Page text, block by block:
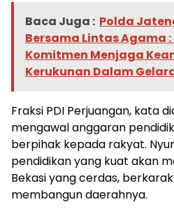
Baca Juga : Polda
Bersama Lintas Agama
Komitmen Menjaga
Kerukunan Dalam
Fraksi PDI Perjuangan, kata
mengawal anggaran
berpihak kepada rakyat.
pendidikan yang kuat akan
Bekasi yang cerdas,
membangun daerahnya.